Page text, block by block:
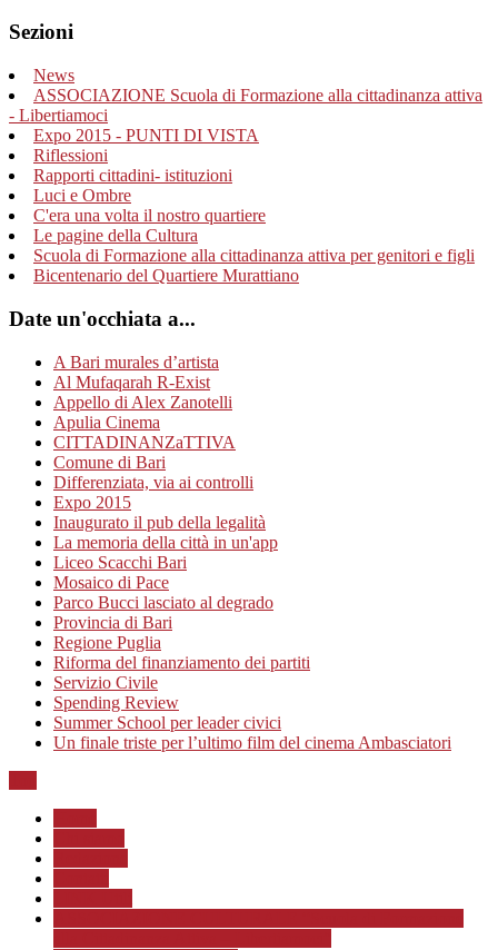
Sezioni
News
ASSOCIAZIONE Scuola di Formazione alla cittadinanza attiva
- Libertiamoci
Expo 2015 - PUNTI DI VISTA
Riflessioni
Rapporti cittadini- istituzioni
Luci e Ombre
C'era una volta il nostro quartiere
Le pagine della Cultura
Scuola di Formazione alla cittadinanza attiva per genitori e figli
Bicentenario del Quartiere Murattiano
Date un'occhiata a...
A Bari murales d’artista
Al Mufaqarah R-Exist
Appello di Alex Zanotelli
Apulia Cinema
CITTADINANZaTTIVA
Comune di Bari
Differenziata, via ai controlli
Expo 2015
Inaugurato il pub della legalità
La memoria della città in un'app
Liceo Scacchi Bari
Mosaico di Pace
Parco Bucci lasciato al degrado
Provincia di Bari
Regione Puglia
Riforma del finanziamento dei partiti
Servizio Civile
Spending Review
Summer School per leader civici
Un finale triste per l’ultimo film del cinema Ambasciatori